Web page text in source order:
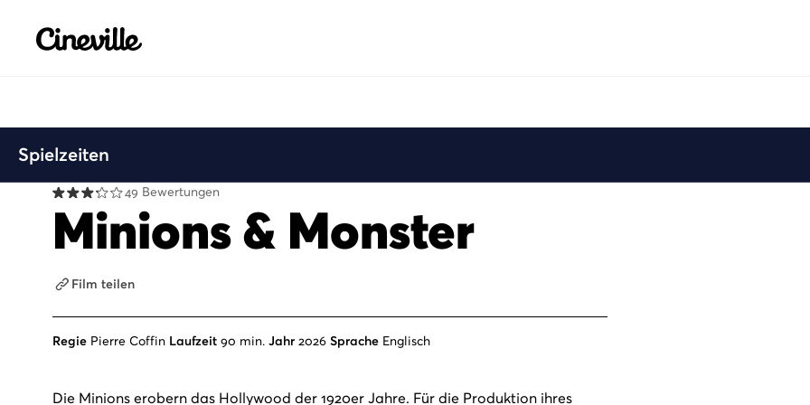
Cineville Logo
Spielzeiten
49 Bewertungen
Minions & Monster
Film teilen
Regie Pierre Coffin Laufzeit 90 min. Jahr 2026 Sprache Englisch
Die Minions erobern das Hollywood der 1920er Jahre. Für die Produktion ihres